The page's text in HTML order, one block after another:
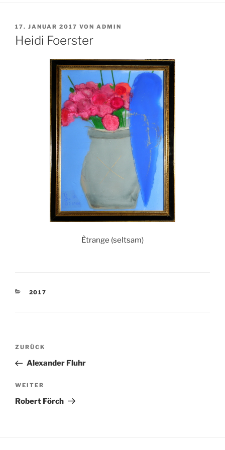
VERÖFFENTLICHT
AM
17. JANUAR 2017 VON ADMIN
Heidi Foerster
Ètrange (seltsam)
KATEGORIEN
2017
Beitragsnavigation
Vorheriger
Beitrag
ZURÜCK
Alexander Fluhr
Nächster
Beitrag
WEITER
Robert Förch